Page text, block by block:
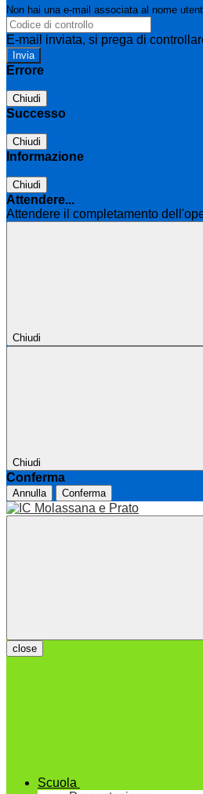
Non hai una e-mail associata al nome
E-mail inviata, si prega di
Errore
Chiudi
Successo
Chiudi
Informazione
Chiudi
Attendere...
Attendere il completamento
Chiudi
Chiudi
Conferma
Annulla Conferma
close
Scuola